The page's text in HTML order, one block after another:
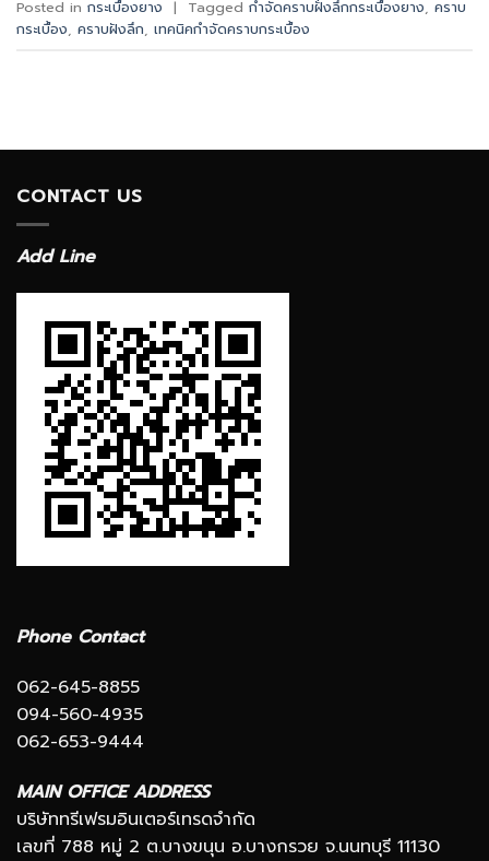
Posted in กระเบื้องยาง | Tagged กำจัดคราบฝั่งลึกกระเบื้องยาง, คราบ
กระเบื้อง, คราบฝังลึก, เทคนิคกำจัดคราบกระเบื้อง
CONTACT US
Add Line
Phone Contact
062-645-8855
094-560-4935
062-653-9444
MAIN OFFICE ADDRESS
บริษัททรีเฟรมอินเตอร์เทรดจำกัด
เลขที่ 788 หมู่ 2 ต.บางขนุน อ.บางกรวย จ.นนทบุรี 11130